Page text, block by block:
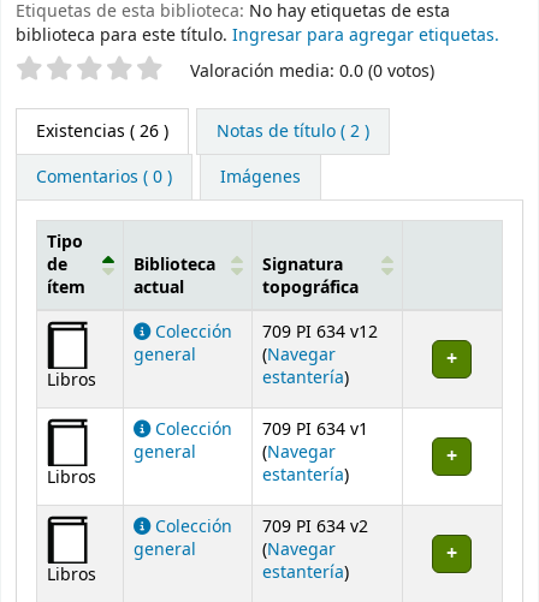
Etiquetas de esta biblioteca: No hay etiquetas de esta
biblioteca para este título. Ingresar para agregar etiquetas.
Valoración Valoración media: 0.0 (0 votos)
Existencias ( 26 )
Notas de título ( 2 )
Comentarios ( 0 )
Imágenes
Existencias
Tipo
de
ítem
Biblioteca
actual
Signatura
topográfica
Libros
Colección
general
709 PI 634 v12
(Navegar
estantería(Abre debajo)
)
Libros
Colección
general
709 PI 634 v1
(Navegar
estantería(Abre debajo)
)
Libros
Colección
general
709 PI 634 v2
(Navegar
estantería(Abre debajo)
)